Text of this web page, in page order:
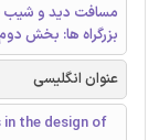
مسافت دید و شیب‌
بزرگراه ها: بخش
عنوان انگلیسی
the design of